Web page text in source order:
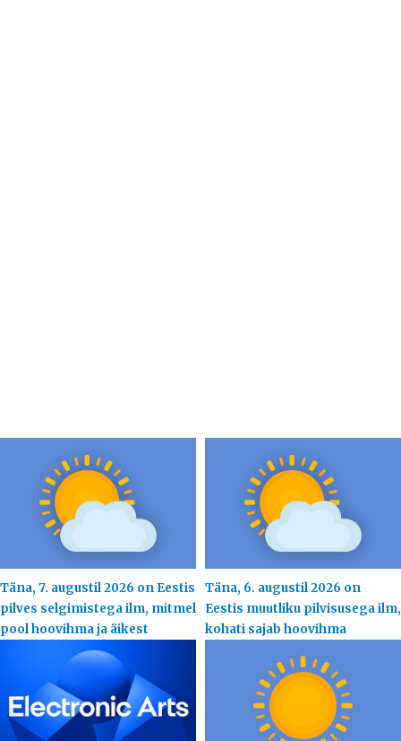
Täna, 7. augustil 2026 on Eestis
pilves selgimistega ilm, mitmel
pool hoovihma ja äikest
Täna, 6. augustil 2026 on
Eestis muutliku pilvisusega ilm,
kohati sajab hoovihma